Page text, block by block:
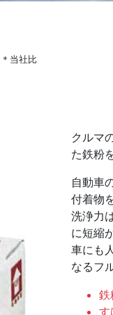
＊当社比
クルマ
た鉄粉
自動車
付着物
洗浄力
に短縮
車にも
なるフ
鉄
す